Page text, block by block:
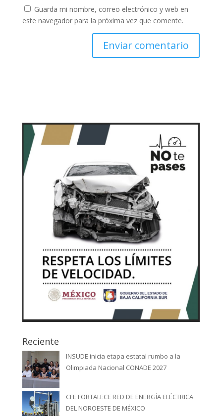
Guarda mi nombre, correo electrónico y web en
este navegador para la próxima vez que comente.
Reciente
INSUDE inicia etapa estatal rumbo a la
Olimpiada Nacional CONADE 2027
CFE FORTALECE RED DE ENERGÍA ELÉCTRICA
DEL NOROESTE DE MÉXICO